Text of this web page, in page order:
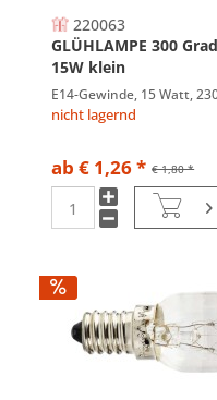
220063
GLÜHLAMPE 300
15W klein
E14-Gewinde, 15 Watt,
nicht lagernd
€ 1,80 *
ab € 1,26 *